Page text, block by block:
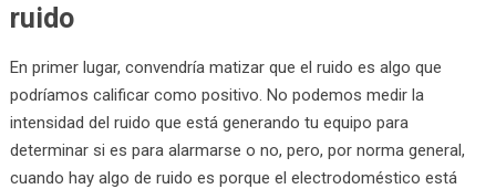
ruido
En primer lugar, convendría matizar que el ruido es algo que
podríamos calificar como positivo. No podemos medir la
intensidad del ruido que está generando tu equipo para
determinar si es para alarmarse o no, pero, por norma general,
cuando hay algo de ruido es porque el electrodoméstico está